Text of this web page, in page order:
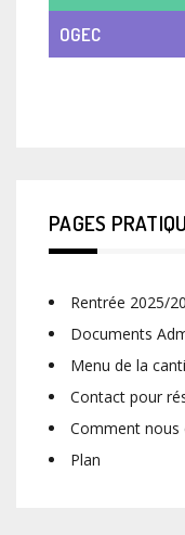
OGEC
PAGES
Rentrée 2025/
Documents
Menu de la
Contact pour
Comment nous
Plan